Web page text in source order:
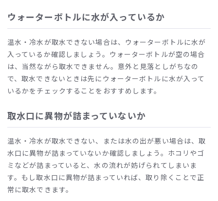
ウォーターボトルに水が入っているか
温水・冷水が取水できない場合は、ウォーターボトルに水が
入っているか確認しましょう。ウォーターボトルが空の場合
は、当然ながら取水できません。意外と見落としがちなの
で、取水できないときは先にウォーターボトルに水が入って
いるかをチェックすることをおすすめします。
取水口に異物が詰まっていないか
温水・冷水が取水できない、または水の出が悪い場合は、取
水口に異物が詰まっていないか確認しましょう。ホコリやゴ
ミなどが詰まっていると、水の流れが妨げられてしまいま
す。もし取水口に異物が詰まっていれば、取り除くことで正
常に取水できます。